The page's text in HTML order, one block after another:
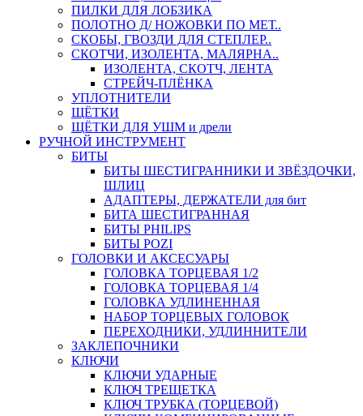
ПИЛКИ ДЛЯ ЛОБЗИКА
ПОЛОТНО Д/ НОЖОВКИ ПО МЕТ..
СКОБЫ, ГВОЗДИ ДЛЯ СТЕПЛЕР..
СКОТЧИ, ИЗОЛЕНТА, МАЛЯРНА..
ИЗОЛЕНТА, СКОТЧ, ЛЕНТА
СТРЕЙЧ-ПЛЁНКА
УПЛОТНИТЕЛИ
ЩЁТКИ
ЩЁТКИ ДЛЯ УШМ и дрели
РУЧНОЙ ИНСТРУМЕНТ
БИТЫ
БИТЫ ШЕСТИГРАННИКИ И ЗВЁЗДОЧКИ,
ШЛИЦ
АДАПТЕРЫ, ДЕРЖАТЕЛИ для бит
БИТА ШЕСТИГРАННАЯ
БИТЫ PHILIPS
БИТЫ POZI
ГОЛОВКИ И АКСЕСУАРЫ
ГОЛОВКА ТОРЦЕВАЯ 1/2
ГОЛОВКА ТОРЦЕВАЯ 1/4
ГОЛОВКА УДЛИНЕННАЯ
НАБОР ТОРЦЕВЫХ ГОЛОВОК
ПЕРЕХОДНИКИ, УДЛИННИТЕЛИ
ЗАКЛЕПОЧНИКИ
КЛЮЧИ
КЛЮЧИ УДАРНЫЕ
КЛЮЧ ТРЕЩЕТКА
КЛЮЧ ТРУБКА (ТОРЦЕВОЙ)